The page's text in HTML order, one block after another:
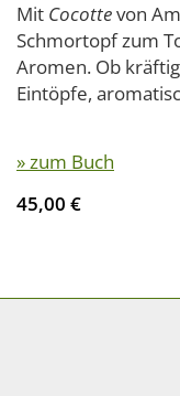
Mit Cocottevon
Schmortopf zum
Aromen. Ob
Eintöpfe,
» zum Buch
45,00 €